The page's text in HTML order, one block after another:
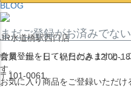
BLOG
JR水道橋駅西口店
営業：土・日・祝日のみ 12:00-
〒101-0061
まだご登録がお済みでな
会員登録をしていただきますと
す。
お気に入り商品をご登録いただけ